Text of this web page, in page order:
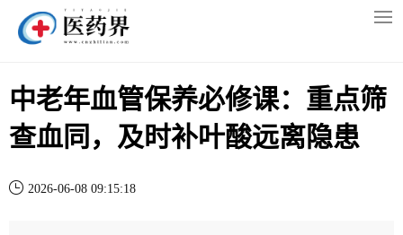
中老年血管保养必修课：重点筛
查血同，及时补叶酸远离隐患
2026-06-08 09:15:18